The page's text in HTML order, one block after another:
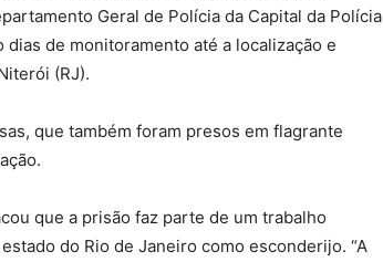
Geral de Polícia da Capital da Polícia
dias de monitoramento até a localização e
(RJ).
que também foram presos em flagrante
que a prisão faz parte de um trabalho
do Rio de Janeiro como esconderijo. “A